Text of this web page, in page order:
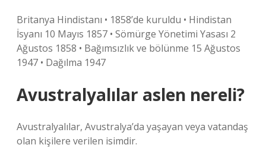
Britanya Hindistanı • 1858’de kuruldu • Hindistan
İsyanı 10 Mayıs 1857 • Sömürge Yönetimi Yasası 2
Ağustos 1858 • Bağımsızlık ve bölünme 15 Ağustos
1947 • Dağılma 1947
Avustralyalılar aslen nereli?
Avustralyalılar, Avustralya’da yaşayan veya vatandaş
olan kişilere verilen isimdir.